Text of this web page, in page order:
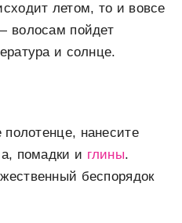
летом, то и вовсе
волосам пойдет
и солнце.
полотенце, нанесите
помадки и глины.
беспорядок